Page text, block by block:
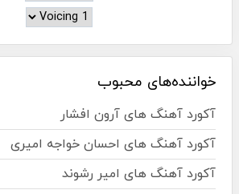
خواننده‌های محبوب
آکورد آهنگ های آرون افشار
آکورد آهنگ های احسان خواجه امیری
آکورد آهنگ های امیر رشوند